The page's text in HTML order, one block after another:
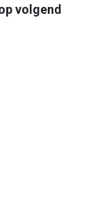
volgend